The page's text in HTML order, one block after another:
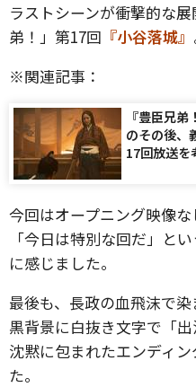
ラストシーンが衝撃的な
弟！」第17回 『小谷落城』
※関連記事：
『豊臣兄
のその後、
17回放送を
今回はオープニング映像な
「今日は特別な回だ」と
に感じました。
最後も、長政の血飛沫で染
黒背景に白抜き文字で「
沈黙に包まれたエンディ
た。